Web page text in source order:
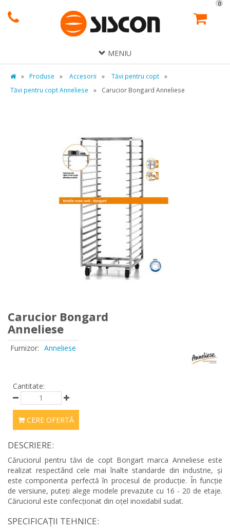
0
MENIU
» Produse » Accesorii » Tăvi pentru copt
»
Tăvi pentru copt Anneliese
» Carucior Bongard Anneliese
Carucior Bongard
Anneliese
Furnizor: Anneliese
Cantitate:
CERE OFERTĂ
DESCRIERE:
Căruciorul pentru tăvi de copt Bongart marca Anneliese este
realizat respectând cele mai înalte standarde din industrie, și
este componenta perfectă în procesul de producție. În funcție
de versiune, puteți alege modele prevazute cu 16 - 20 de etaje.
Căruciorul este confecționat din oțel inoxidabil sudat.
SPECIFICAȚII TEHNICE: